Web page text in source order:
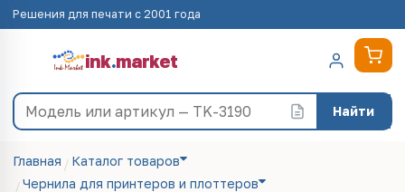
Решения для печати с 2001 года
ink.market
Найти
Главная
Каталог товаров
Чернила для принтеров и плоттеров